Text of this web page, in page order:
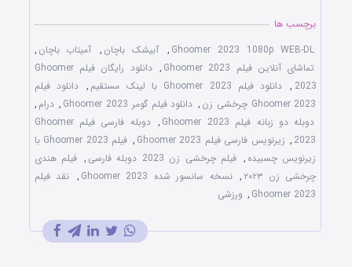
برچسب ها
Ghoomer 2023 1080p WEB-DL
, آبیشک باچان , آمیتاب باچان ,
تماشای آنلاین فیلم Ghoomer 2023
,
دانلود رایگان فیلم Ghoomer
2023
, دانلود فیلم Ghoomer 2023 با لینک مستقیم , دانلود فیلم
Ghoomer 2023 چرخشی زن
, دانلود فیلم گومر Ghoomer 2023 , درام ,
دوبله دو زبانه فیلم Ghoomer 2023
,
دوبله فارسی فیلم Ghoomer
2023
, زیرنویس فارسی فیلم Ghoomer 2023 ,
فیلم Ghoomer 2023 با
زیرنویس چسبیده , فیلم چرخشی زن 2023 دوبله فارسی , فیلم هندی
چرخشی زن ۲۰۲۳
, نسخه سانسور شده Ghoomer 2023 , نقد فیلم
Ghoomer 2023
, ورزشی